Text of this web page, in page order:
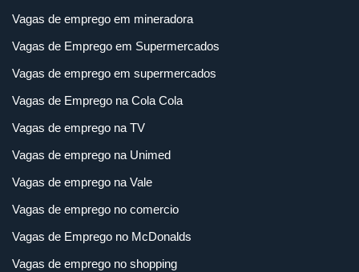
Vagas de emprego em mineradora
Vagas de Emprego em Supermercados
Vagas de emprego em supermercados
Vagas de Emprego na Cola Cola
Vagas de emprego na TV
Vagas de emprego na Unimed
Vagas de emprego na Vale
Vagas de emprego no comercio
Vagas de Emprego no McDonalds
Vagas de emprego no shopping